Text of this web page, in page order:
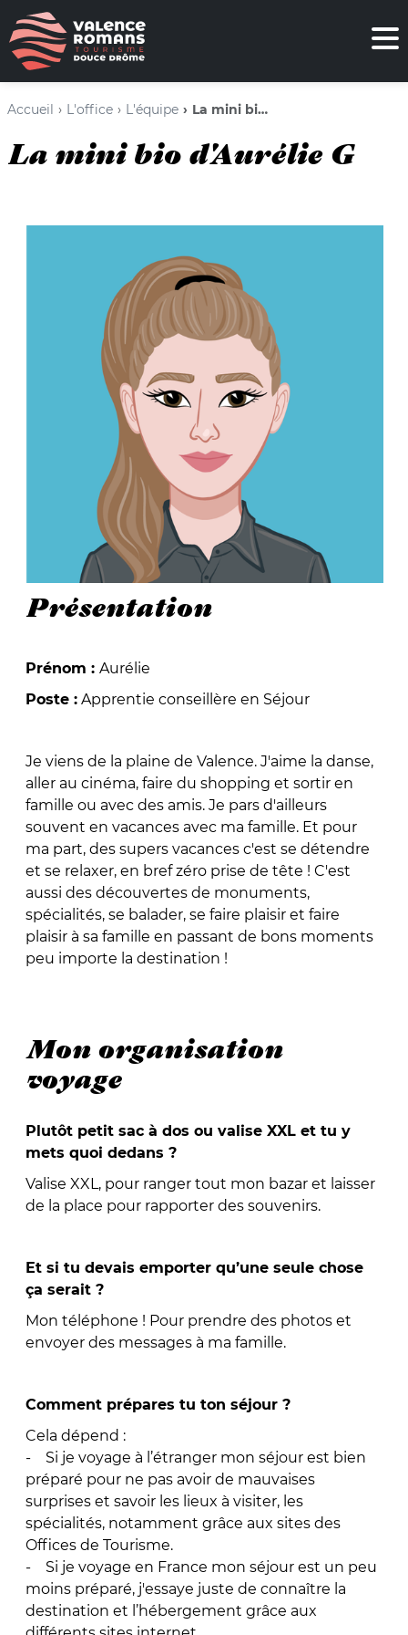
Accueil L'office L'équipe La mini bio d'Aurélie G
La mini bio d'Aurélie G
Présentation
Prénom : Aurélie
Poste :Apprentie conseillère en Séjour
Je viens de la plaine de Valence. J'aime la danse,
aller au cinéma, faire du shopping et sortir en
famille ou avec des amis. Je pars d'ailleurs
souvent en vacances avec ma famille. Et pour
ma part, des supers vacances c'est se détendre
et se relaxer, en bref zéro prise de tête ! C'est
aussi des découvertes de monuments,
spécialités, se balader, se faire plaisir et faire
plaisir à sa famille en passant de bons moments
peu importe la destination !
Mon organisation
voyage
Plutôt petit sac à dos ou valise XXL et tu y
mets quoi dedans ?
Valise XXL, pour ranger tout mon bazar et laisser
de la place pour rapporter des souvenirs.
Et si tu devais emporter qu’une seule chose
ça serait ?
Mon téléphone ! Pour prendre des photos et
envoyer des messages à ma famille.
Comment prépares tu ton séjour ?
Cela dépend :
- Si je voyage à l’étranger mon séjour est bien
préparé pour ne pas avoir de mauvaises
surprises et savoir les lieux à visiter, les
spécialités, notamment grâce aux sites des
Offices de Tourisme.
- Si je voyage en France mon séjour est un peu
moins préparé, j'essaye juste de connaître la
destination et l’hébergement grâce aux